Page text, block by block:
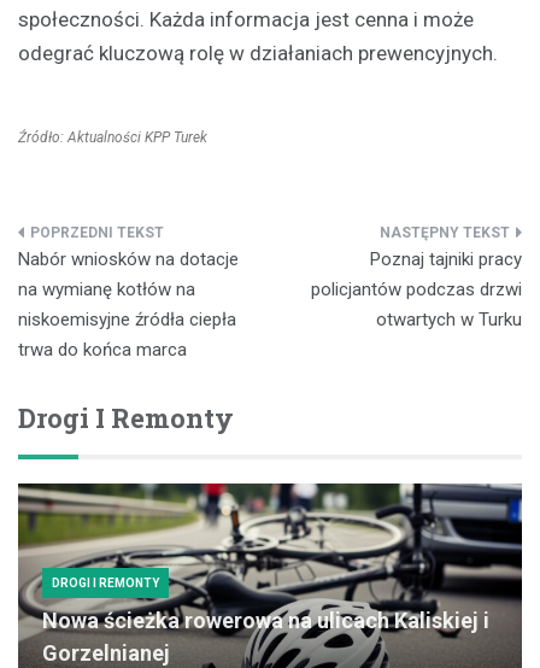
społeczności. Każda informacja jest cenna i może
odegrać kluczową rolę w działaniach prewencyjnych.
Źródło: Aktualności KPP Turek
Nawigacja
wpisu
Nabór wniosków na dotacje
na wymianę kotłów na
niskoemisyjne źródła ciepła
trwa do końca marca
Poznaj tajniki pracy
policjantów podczas drzwi
otwartych w Turku
Drogi I Remonty
DROGI I REMONTY
Nowa ścieżka rowerowa na ulicach Kaliskiej i
Gorzelnianej